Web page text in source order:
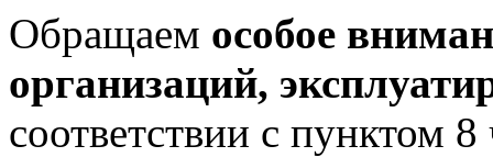
Обращаем особое
организаций,
соответствии с пунктом 8